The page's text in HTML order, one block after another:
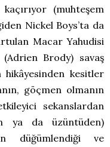
(muhteşem
Nickel Boys’ta da
Macar Yahudisi
Brody) savaş
hikâyesinden kesitler
göçmen olmanın
sekanslardan
ya da üzüntüden)
düğümlendiği ve